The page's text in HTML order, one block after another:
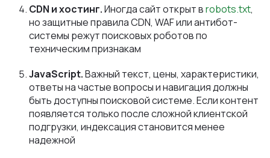
CDN и хостинг.Иногда сайт открыт вrobots.txt,
но защитные правила CDN, WAF или антибот-
системы режут поисковых роботов по
техническим признакам
JavaScript.Важный текст, цены, характеристики,
ответы на частые вопросы и навигация должны
быть доступны поисковой системе. Если контент
появляется только после сложной клиентской
подгрузки, индексация становится менее
надежной